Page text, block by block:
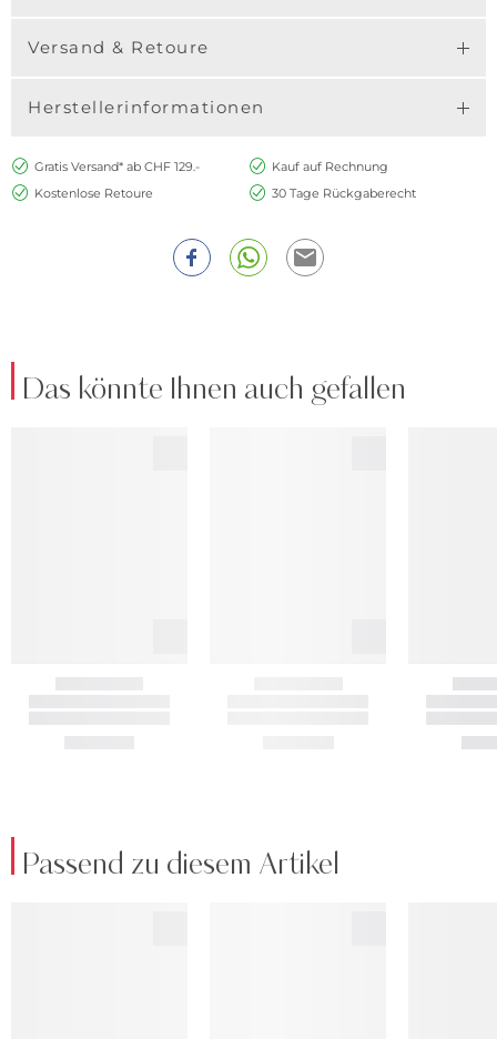
Versand & Retoure
Herstellerinformationen
Gratis Versand* ab CHF 129.-
Kauf auf Rechnung
Kostenlose Retoure
30 Tage Rückgaberecht
Das könnte Ihnen auch gefallen
Passend zu diesem Artikel